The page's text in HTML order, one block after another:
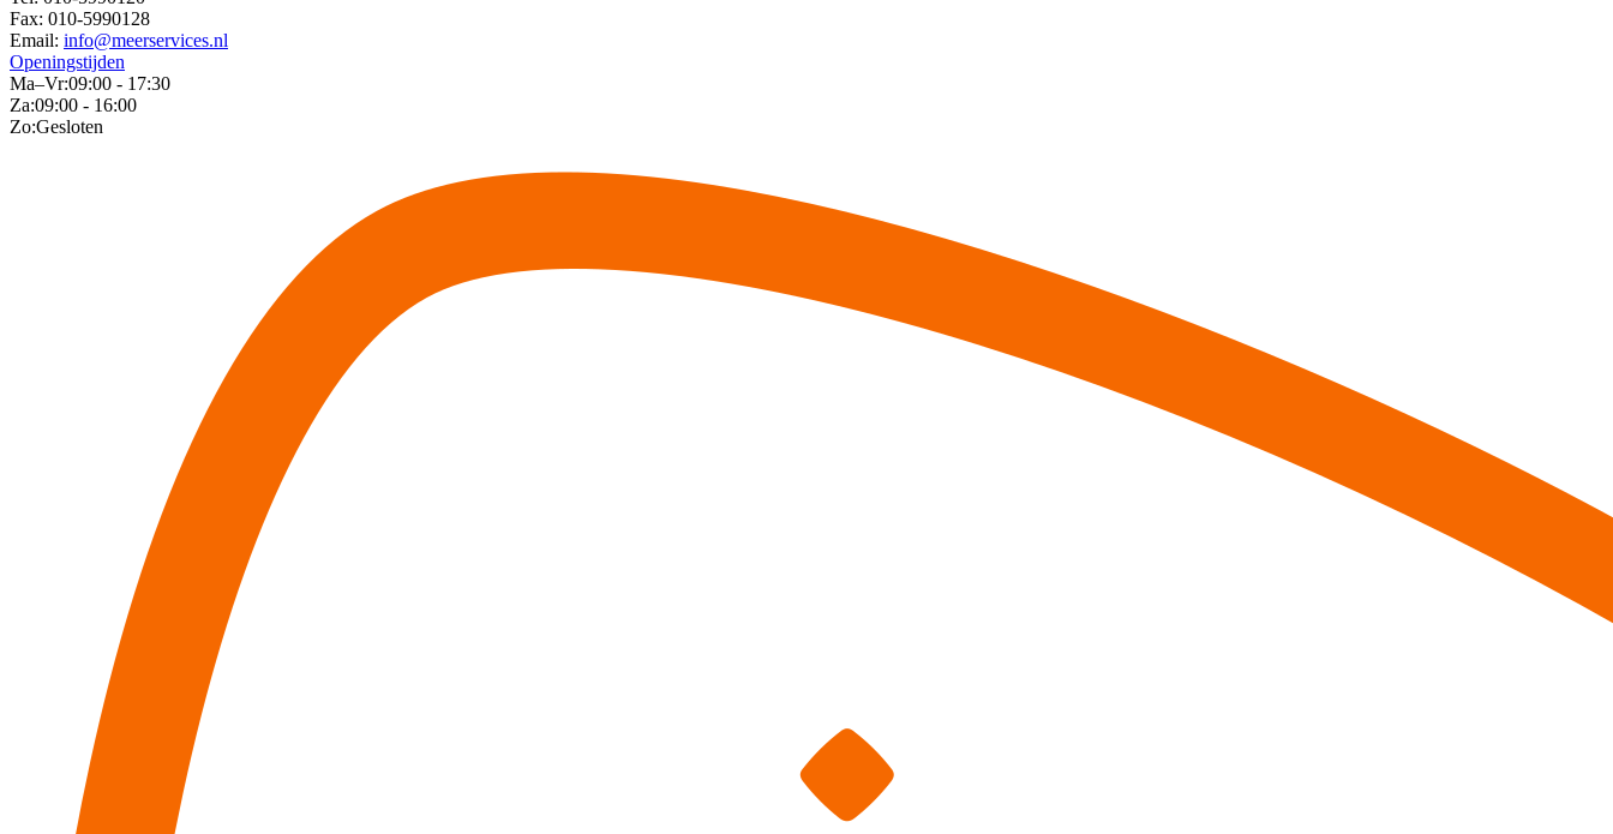
Fax: 010-5990128
Email: info@meerservices.nl
Openingstijden
Ma–Vr:09:00 - 17:30
Za:09:00 - 16:00
Zo:Gesloten